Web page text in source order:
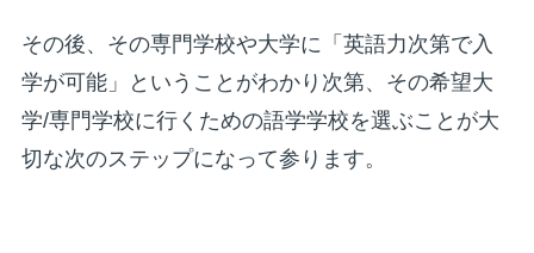
その後、その専門学校や大学に「英語力次第で入
学が可能」ということがわかり次第、その希望大
学/専門学校に行くための語学学校を選ぶことが大
切な次のステップになって参ります。